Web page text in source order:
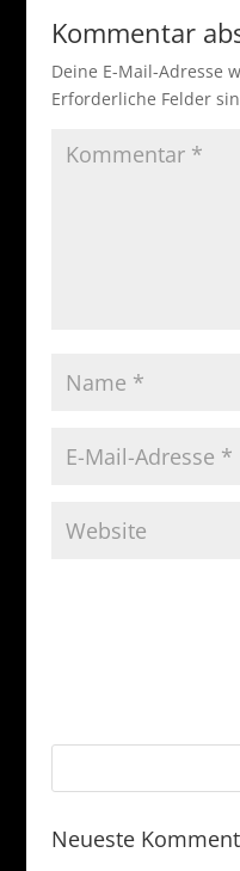
Kommentar
Deine E-Mail-Adresse
Erforderliche Felder
Neueste